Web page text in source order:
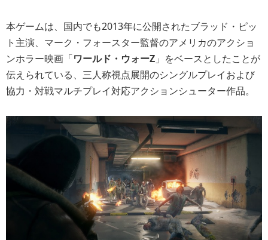
本ゲームは、国内でも2013年に公開されたブラッド・ピッ
ト主演、マーク・フォースター監督のアメリカのアクショ
ンホラー映画「ワールド・ウォーZ 」をベースとしたことが
伝えられている、三人称視点展開のシングルプレイおよび
協力・対戦マルチプレイ対応アクションシューター作品。